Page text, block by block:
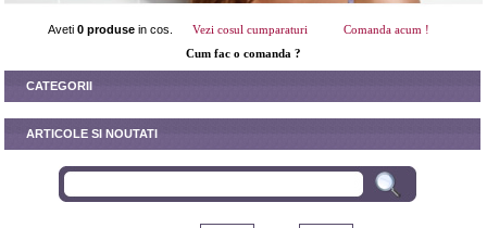
Aveti 0 produsein cos. Vezi cosul cumparaturi
Comanda acum !
Cum fac o comanda ?
CATEGORII
ARTICOLE SI NOUTATI